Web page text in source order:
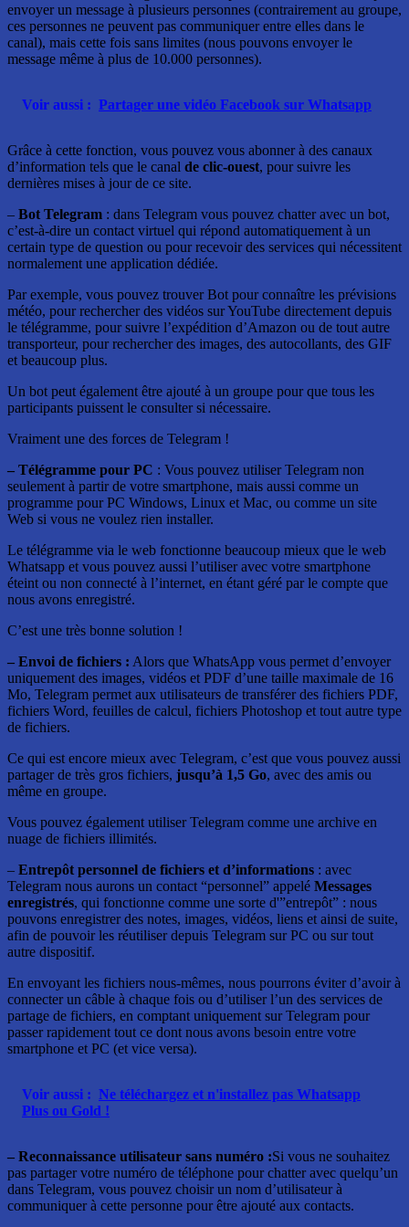
envoyer un message à plusieurs personnes (contrairement au groupe,
ces personnes ne peuvent pas communiquer entre elles dans le
canal), mais cette fois sans limites (nous pouvons envoyer le
message même à plus de 10.000 personnes).
Voir aussi : Partager une vidéo Facebook sur Whatsapp
Grâce à cette fonction, vous pouvez vous abonner à des canaux
d’information tels que le canal de clic-ouest, pour suivre les
dernières mises à jour de ce site.
– Bot Telegram : dans Telegram vous pouvez chatter avec un bot,
c’est-à-dire un contact virtuel qui répond automatiquement à un
certain type de question ou pour recevoir des services qui nécessitent
normalement une application dédiée.
Par exemple, vous pouvez trouver Bot pour connaître les prévisions
météo, pour rechercher des vidéos sur YouTube directement depuis
le télégramme, pour suivre l’expédition d’Amazon ou de tout autre
transporteur, pour rechercher des images, des autocollants, des GIF
et beaucoup plus.
Un bot peut également être ajouté à un groupe pour que tous les
participants puissent le consulter si nécessaire.
Vraiment une des forces de Telegram !
– Télégramme pour PC : Vous pouvez utiliser Telegram non
seulement à partir de votre smartphone, mais aussi comme un
programme pour PC Windows, Linux et Mac, ou comme un site
Web si vous ne voulez rien installer.
Le télégramme via le web fonctionne beaucoup mieux que le web
Whatsapp et vous pouvez aussi l’utiliser avec votre smartphone
éteint ou non connecté à l’internet, en étant géré par le compte que
nous avons enregistré.
C’est une très bonne solution !
– Envoi de fichiers : Alors que WhatsApp vous permet d’envoyer
uniquement des images, vidéos et PDF d’une taille maximale de 16
Mo, Telegram permet aux utilisateurs de transférer des fichiers PDF,
fichiers Word, feuilles de calcul, fichiers Photoshop et tout autre type
de fichiers.
Ce qui est encore mieux avec Telegram, c’est que vous pouvez aussi
partager de très gros fichiers, jusqu’à 1,5 Go, avec des amis ou
même en groupe.
Vous pouvez également utiliser Telegram comme une archive en
nuage de fichiers illimités.
– Entrepôt personnel de fichiers et d’informations : avec
Telegram nous aurons un contact “personnel” appelé Messages
enregistrés, qui fonctionne comme une sorte d'”entrepôt” : nous
pouvons enregistrer des notes, images, vidéos, liens et ainsi de suite,
afin de pouvoir les réutiliser depuis Telegram sur PC ou sur tout
autre dispositif.
En envoyant les fichiers nous-mêmes, nous pourrons éviter d’avoir à
connecter un câble à chaque fois ou d’utiliser l’un des services de
partage de fichiers, en comptant uniquement sur Telegram pour
passer rapidement tout ce dont nous avons besoin entre votre
smartphone et PC (et vice versa).
Voir aussi : Ne téléchargez et n'installez pas Whatsapp
Plus ou Gold !
– Reconnaissance utilisateur sans numéro :Si vous ne souhaitez
pas partager votre numéro de téléphone pour chatter avec quelqu’un
dans Telegram, vous pouvez choisir un nom d’utilisateur à
communiquer à cette personne pour être ajouté aux contacts.